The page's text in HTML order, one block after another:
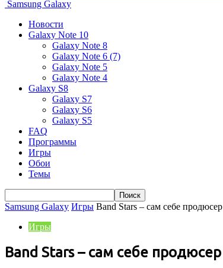
Samsung Galaxy
Новости
Galaxy Note 10
Galaxy Note 8
Galaxy Note 6 (7)
Galaxy Note 5
Galaxy Note 4
Galaxy S8
Galaxy S7
Galaxy S6
Galaxy S5
FAQ
Программы
Игры
Обои
Темы
Samsung Galaxy Игры Band Stars – сам себе продюсер
Игры
Band Stars – сам себе продюсер